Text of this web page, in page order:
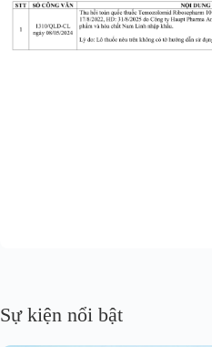
Sự kiện nổi bật